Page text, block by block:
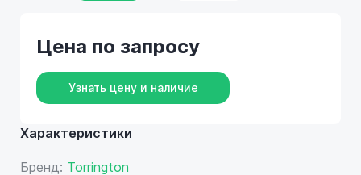
Характеристики
Бренд: Torrington
Цена по запросу
Узнать цену и наличие